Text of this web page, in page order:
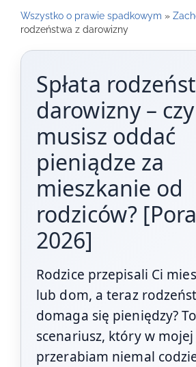
Wszystko o prawie spadkowym »
rodzeństwa z darowizny
Spłata
darowizny – czy
musisz oddać
pieniądze za
mieszkanie od
rodziców?
2026]
Rodzice przepisali Ci
lub dom, a teraz
domaga się pieniędzy?
scenariusz, który w
przerabiam niemal